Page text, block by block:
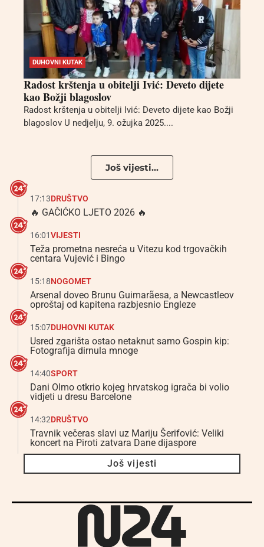
DUHOVNI KUTAK
Radost krštenja u obitelji Ivić: Deveto dijete
kao Božji blagoslov
Radost krštenja u obitelji Ivić: Deveto dijete kao Božji
blagoslov U nedjelju, 9. ožujka 2025....
Još vijesti...
17:13DRUŠTVO
🔥 GAČIĆKO LJETO 2026 🔥
16:01VIJESTI
Teža prometna nesreća u Vitezu kod trgovačkih
centara Vujević i Bingo
15:18NOGOMET
Arsenal doveo Brunu Guimarãesa, a Newcastleov
oproštaj od kapitena razbjesnio Engleze
15:07DUHOVNI KUTAK
Usred zgarišta ostao netaknut samo Gospin kip:
Fotografija dirnula mnoge
14:40SPORT
Dani Olmo otkrio kojeg hrvatskog igrača bi volio
vidjeti u dresu Barcelone
14:32DRUŠTVO
Travnik večeras slavi uz Mariju Šerifović: Veliki
koncert na Piroti zatvara Dane dijaspore
Još vijesti